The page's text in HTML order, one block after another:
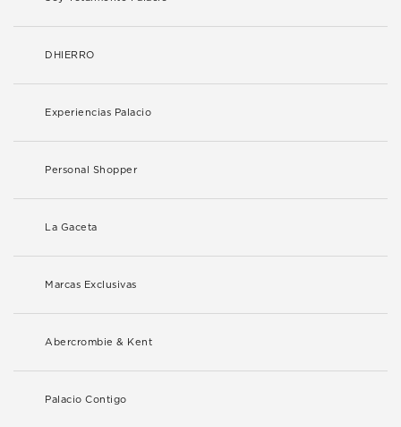
DHIERRO
Experiencias Palacio
Personal Shopper
La Gaceta
Marcas Exclusivas
Abercrombie & Kent
Palacio Contigo